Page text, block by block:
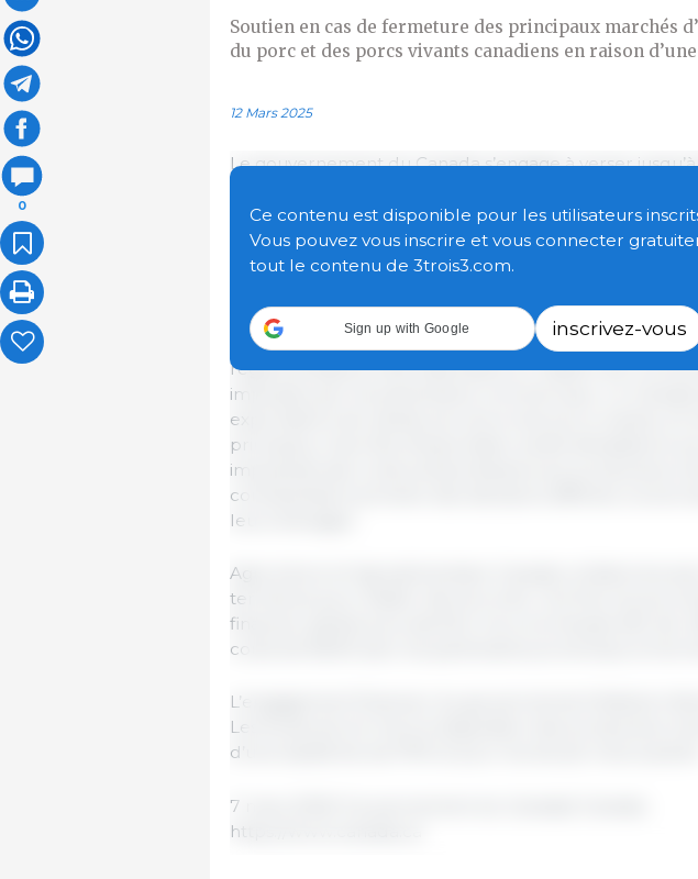
0
Soutien en cas de fermeture des principaux marchés
du porc et des porcs vivants canadiens en raison
12 Mars 2025
Le gouvernement du Canada s’engage à verser
marchés d’exportation des produits porcins canadiens
raison d’une épidémie de peste porcine africaine (PPA)
Unis.
Bien que le Canada demeure indemne de PPA, une
son territoire entraînerait la fermeture des marchés
réglementations internationales en matière de
imposées par les partenaires commerciaux. Le
exportations de viande porcine et de porcs vivants, et
principaux marchés d’exportation serait dévastatrice
imposerait des coûts extraordinaires aux producteurs
contraindrait à prendre des décisions difficiles
leurs élevages.
Agriculture et Agroalimentaire Canada collaborera
territoires pour établir des accords. Une fois ces
financier global pourrait être revu à la hausse afin de
coûts de 60/40 avec les partenaires provinciaux et
L’engagement financier du gouvernement fédéral
Les fonds seront mis à la disposition des producteurs
d’une épidémie de PPA et pour les douze mois suivants.
7 mars 2025/ Gouvernement du Canada/ Canada.
https://www.canada.ca
Ce contenu est disponible pour les utilisateurs
Vous pouvez vous inscrire et vous connecter
tout le contenu de 3trois3.com.
Sign up with Google inscrivez-vous